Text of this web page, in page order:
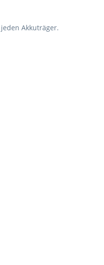
Akkuträger.